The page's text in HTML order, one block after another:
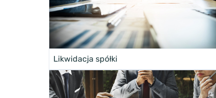
Likwidacja spółki